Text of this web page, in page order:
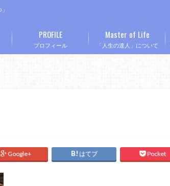
プロフィール
PROFILE
「人生の達人」について
Master of Life
Google+ はてブ Pocket